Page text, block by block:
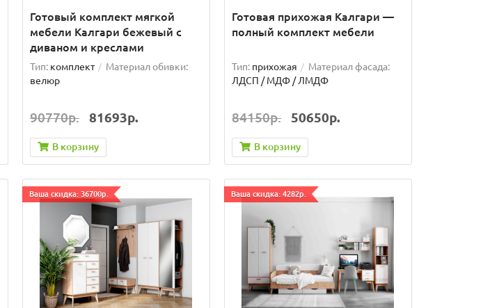
Готовый комплект мягкой
мебели Калгари бежевый с
диваном и креслами
Тип: комплект
Материал обивки:
велюр
90770р. 81693р.
В корзину
Готовая прихожая Калгари —
полный комплект мебели
Тип: прихожая
Материал фасада:
ЛДСП / МДФ / ЛМДФ
84150р. 50650р.
В корзину
Ваша скидка: 36700р. Ваша скидка: 4282р.